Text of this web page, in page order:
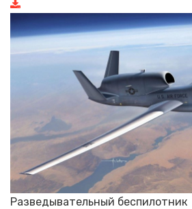
Разведывательный беспилотник